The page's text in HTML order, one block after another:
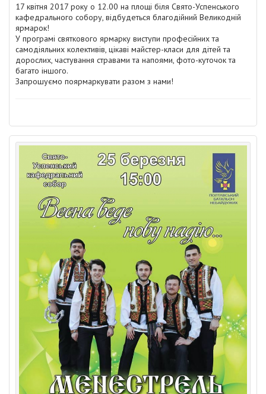
17 квітня 2017 року о 12.00 на площі біля Свято-Успенського
кафедрального собору, відбудеться благодійний Великодній
ярмарок!
У програмі святкового ярмарку виступи професійних та
самодіяльних колективів, цікаві майстер-класи для дітей та
дорослих, частування стравами та напоями, фото-куточок та
багато іншого.
Запрошуємо поярмаркувати разом з нами!